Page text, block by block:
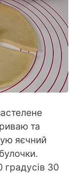
та
яєчний
градусів 30